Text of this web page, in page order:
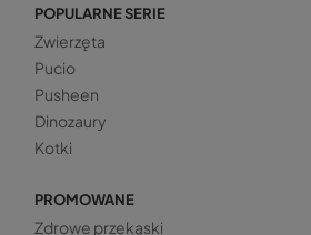
POPULARNE SERIE
Zwierzęta
Pucio
Pusheen
Dinozaury
Kotki
PROMOWANE
Zdrowe przekąski